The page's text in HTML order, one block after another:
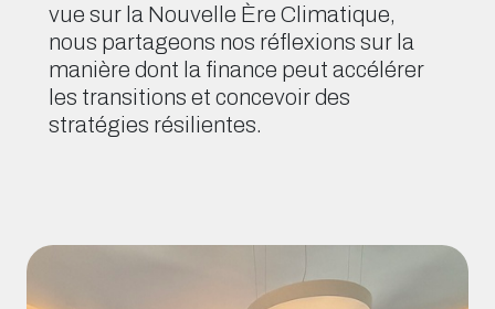
vue sur la Nouvelle Ère Climatique,
nous partageons nos réflexions sur la
manière dont la finance peut accélérer
les transitions et concevoir des
stratégies résilientes.